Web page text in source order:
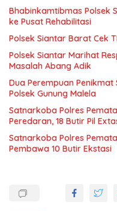
Bhabinkamtibmas Polsek
ke Pusat Rehabilitasi
Polsek Siantar Barat Cek
Polsek Siantar Marihat
Masalah Abang Adik
Dua Perempuan Penikmat
Polsek Gunung Malela
Satnarkoba Polres
Peredaran, 18 Butir Pil
Satnarkoba Polres
Pembawa 10 Butir Ekstasi